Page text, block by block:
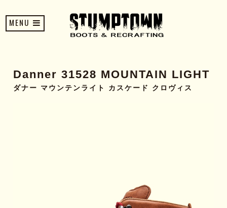
MENU
Danner 31528 MOUNTAIN LIGHT
ダナー マウンテンライト カスケード クロヴィス